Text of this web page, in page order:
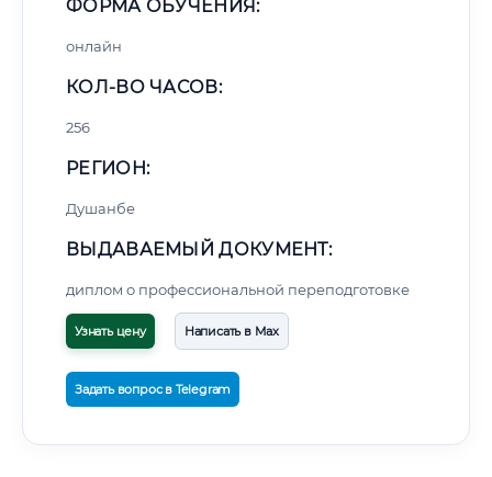
ФОРМА ОБУЧЕНИЯ:
онлайн
КОЛ-ВО ЧАСОВ:
256
РЕГИОН:
Душанбе
ВЫДАВАЕМЫЙ ДОКУМЕНТ:
диплом о профессиональной переподготовке
Узнать цену Написать в Max
Задать вопрос в Telegram